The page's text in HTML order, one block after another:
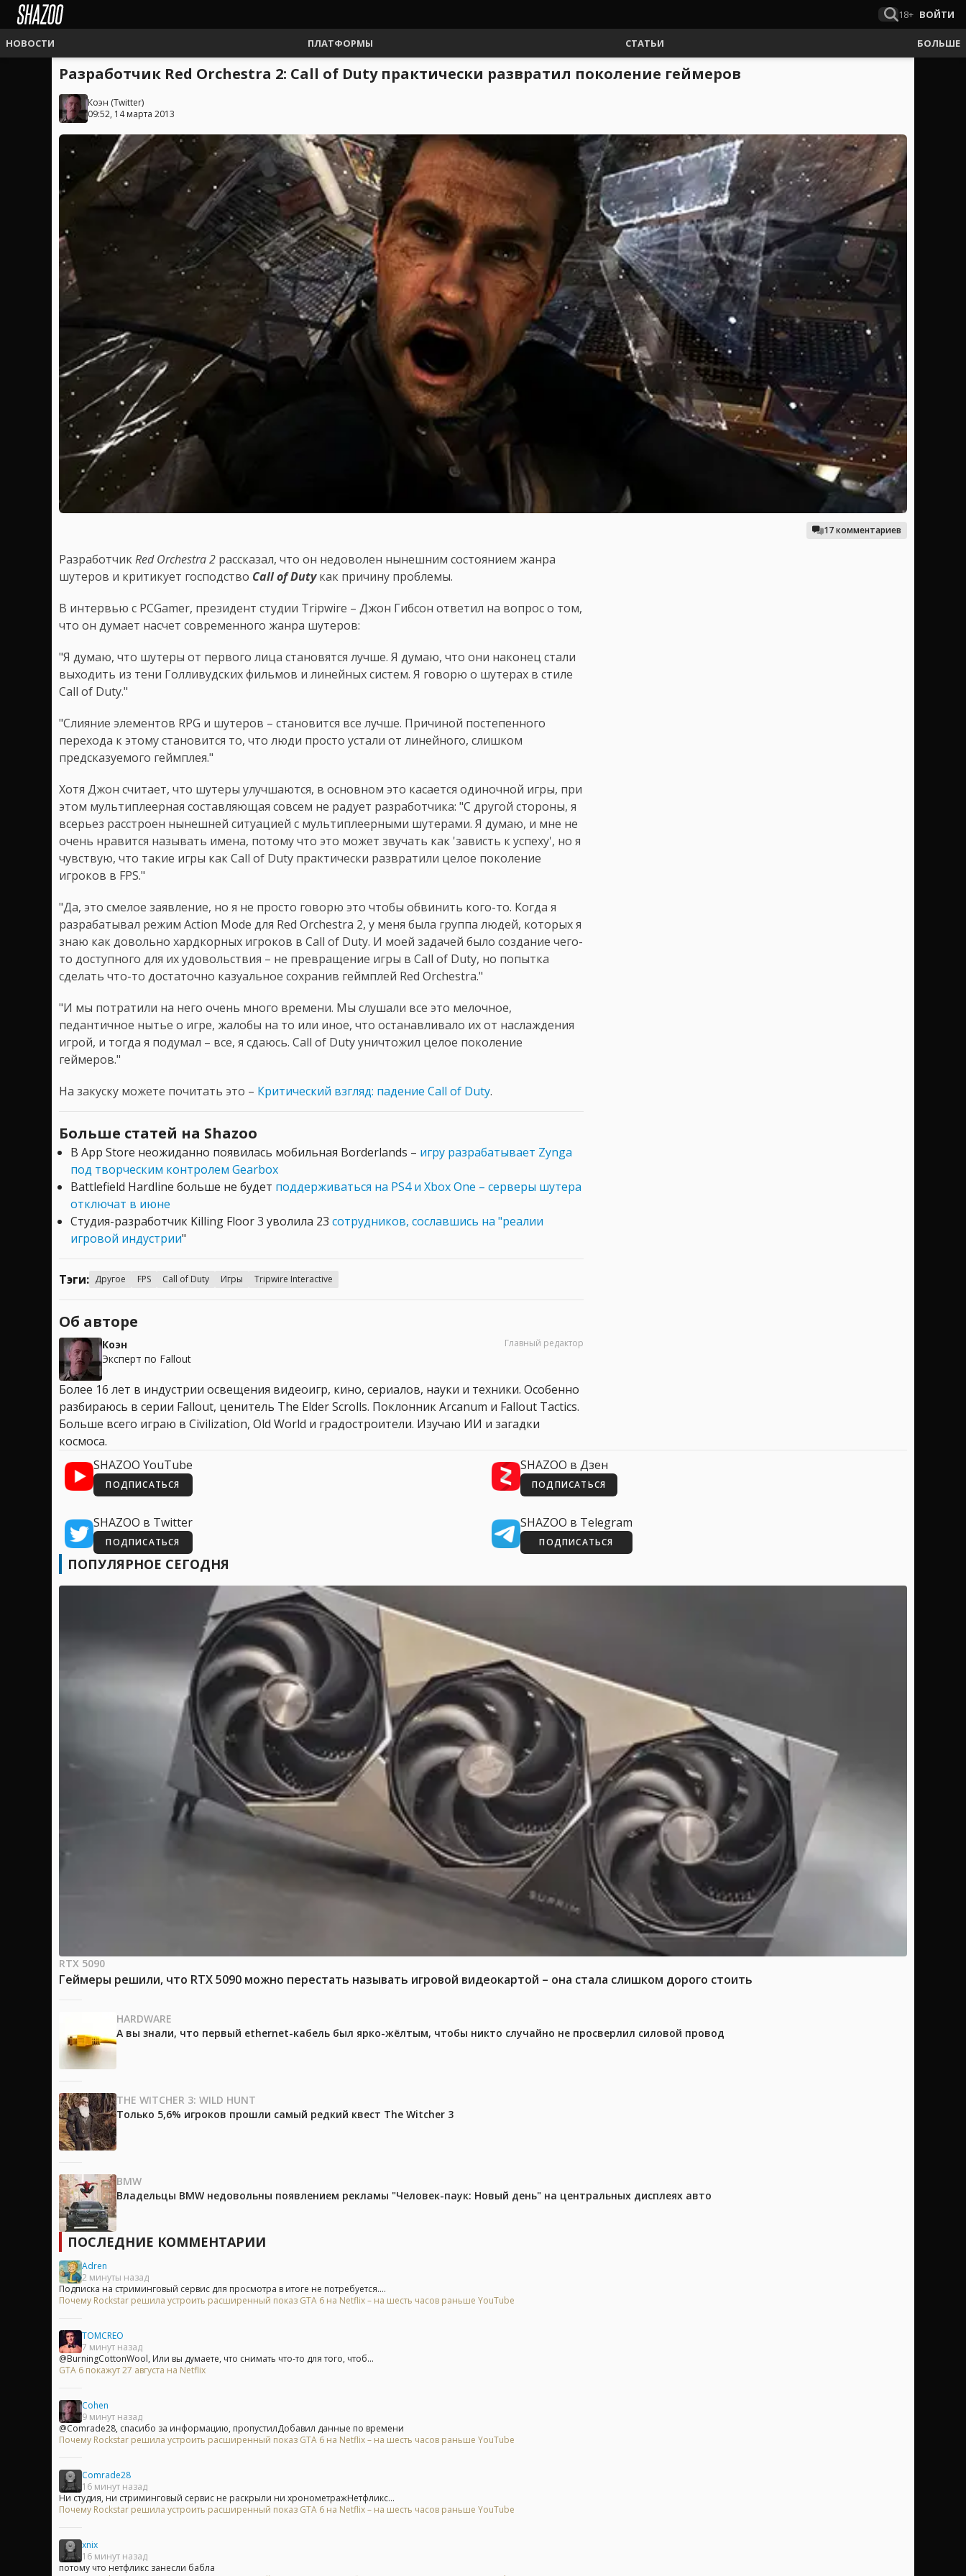
18+ ВОЙТИ
НОВОСТИ ПЛАТФОРМЫ СТАТЬИ БОЛЬШЕ
Разработчик Red Orchestra 2: Call of Duty практически развратил поколение геймеров
Коэн (Twitter)
09:52, 14 марта 2013
17 комментариев
РазработчикRed Orchestra 2 рассказал, что он недоволен нынешним состоянием жанра
шутеров и критикует господство Call of Dutyкак причину проблемы.
В интервью с PCGamer, президент студии Tripwire – Джон Гибсон ответил на вопрос о том,
что он думает насчет современного жанра шутеров:
"Я думаю, что шутеры от первого лица становятся лучше. Я думаю, что они наконец стали
выходить из тени Голливудских фильмов и линейных систем. Я говорю о шутерах в стиле
Call of Duty."
"Слияние элементов RPG и шутеров – становится все лучше. Причиной постепенного
перехода к этому становится то, что люди просто устали от линейного, слишком
предсказуемого геймплея."
Хотя Джон считает, что шутеры улучшаются, в основном это касается одиночной игры, при
этом мультиплеерная составляющая совсем не радует разработчика: "С другой стороны, я
всерьез расстроен нынешней ситуацией с мультиплеерными шутерами. Я думаю, и мне не
очень нравится называть имена, потому что это может звучать как 'зависть к успеху', но я
чувствую, что такие игры как Call of Duty практически развратили целое поколение
игроков в FPS."
"Да, это смелое заявление, но я не просто говорю это чтобы обвинить кого-то. Когда я
разрабатывал режим Action Mode для Red Orchestra 2, у меня была группа людей, которых я
знаю как довольно хардкорных игроков в Call of Duty. И моей задачей было создание чего-
то доступного для их удовольствия – не превращение игры в Call of Duty, но попытка
сделать что-то достаточно казуальное сохранив геймплей Red Orchestra."
"И мы потратили на него очень много времени. Мы слушали все это мелочное,
педантичное нытье о игре, жалобы на то или иное, что останавливало их от наслаждения
игрой, и тогда я подумал – все, я сдаюсь. Call of Duty уничтожил целое поколение
геймеров."
На закуску можете почитать это – Критический взгляд: падение Call of Duty.
Больше статей на Shazoo
В App Store неожиданно появилась мобильная Borderlands – игру разрабатывает Zynga
под творческим контролем Gearbox
Battlefield Hardline больше не будет поддерживаться на PS4 и Xbox One – серверы шутера
отключат в июне
Студия-разработчик Killing Floor 3 уволила 23 сотрудников, сославшись на "реалии
игровой индустрии"
Тэги: Другое FPS Call of Duty Игры Tripwire Interactive
Об авторе
Коэн
Эксперт по Fallout
Главный редактор
Более 16 лет в индустрии освещения видеоигр, кино, сериалов, науки и техники. Особенно
разбираюсь в серии Fallout, ценитель The Elder Scrolls. Поклонник Arcanum и Fallout Tactics.
Больше всего играю в Civilization, Old World и градостроители. Изучаю ИИ и загадки
космоса.
SHAZOO YouTube
ПОДПИСАТЬСЯ
SHAZOO в Дзен
ПОДПИСАТЬСЯ
SHAZOO в Twitter
ПОДПИСАТЬСЯ
SHAZOO в Telegram
ПОДПИСАТЬСЯ
ПОПУЛЯРНОЕ СЕГОДНЯ
RTX 5090
Геймеры решили, что RTX 5090 можно перестать называть игровой видеокартой – она стала слишком дорого стоить
HARDWARE
А вы знали, что первый ethernet-кабель был ярко-жёлтым, чтобы никто случайно не просверлил силовой провод
THE WITCHER 3: WILD HUNT
Только 5,6% игроков прошли самый редкий квест The Witcher 3
BMW
Владельцы BMW недовольны появлением рекламы "Человек-паук: Новый день" на центральных дисплеях авто
ПОСЛЕДНИЕ КОММЕНТАРИИ
Adren
2 минуты назад
Подписка на стриминговый сервис для просмотра в итоге не потребуется....
Почему Rockstar решила устроить расширенный показ GTA 6 на Netflix – на шесть часов раньше YouTube
TOMCREO
7 минут назад
@BurningCottonWool, Или вы думаете, что снимать что-то для того, чтоб...
GTA 6 покажут 27 августа на Netflix
Cohen
9 минут назад
@Comrade28, спасибо за информацию, пропустилДобавил данные по времени
Почему Rockstar решила устроить расширенный показ GTA 6 на Netflix – на шесть часов раньше YouTube
Comrade28
16 минут назад
Ни студия, ни стриминговый сервис не раскрыли ни хронометражНетфликс...
Почему Rockstar решила устроить расширенный показ GTA 6 на Netflix – на шесть часов раньше YouTube
xnix
16 минут назад
потому что нетфликс занесли бабла